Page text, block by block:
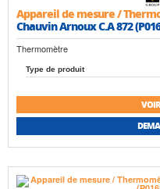
Appareil de mesure /
Chauvin Arnoux C.A 872
Thermomètre
Type de produit